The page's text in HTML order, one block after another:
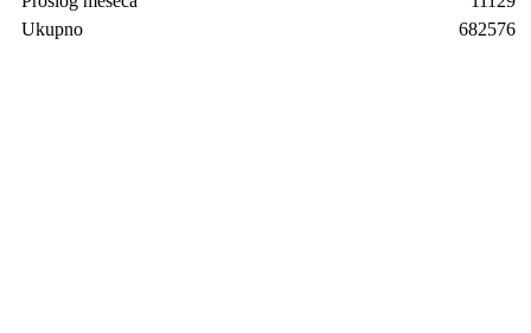
Ukupno
682576